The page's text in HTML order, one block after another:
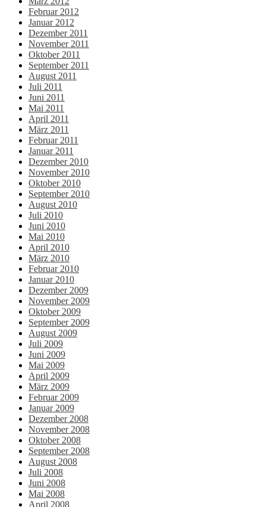
Februar 2012
Januar 2012
Dezember 2011
November 2011
Oktober 2011
September 2011
August 2011
Juli 2011
Juni 2011
Mai 2011
April 2011
März 2011
Februar 2011
Januar 2011
Dezember 2010
November 2010
Oktober 2010
September 2010
August 2010
Juli 2010
Juni 2010
Mai 2010
April 2010
März 2010
Februar 2010
Januar 2010
Dezember 2009
November 2009
Oktober 2009
September 2009
August 2009
Juli 2009
Juni 2009
Mai 2009
April 2009
März 2009
Februar 2009
Januar 2009
Dezember 2008
November 2008
Oktober 2008
September 2008
August 2008
Juli 2008
Juni 2008
Mai 2008
April 2008